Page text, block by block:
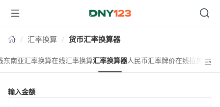
台湾
台湾
汇率换算 货币汇率换算器
东南亚汇率换算在线汇率换算汇率换算器人民币汇率牌价在线拉美汇率
输入金额